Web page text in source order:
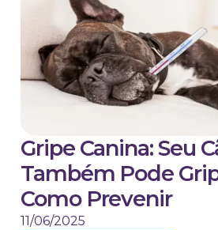
Gripe Canina: Seu
Também Pode
Como Prevenir
11/06/2025